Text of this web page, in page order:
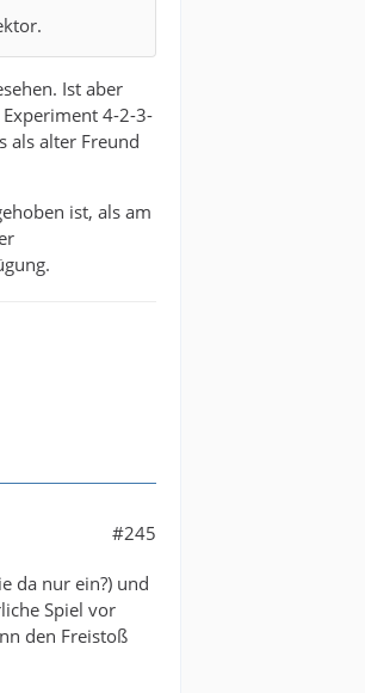
Ist aber
4-2-3-
als alter Freund
ist, als am
#245
da nur ein?) und
Spiel vor
den Freistoß